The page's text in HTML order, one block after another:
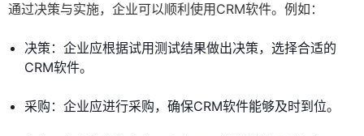
通过决策与实施，企业可以顺利使用CRM软件。例如：
决策：企业应根据试用测试结果做出决策，选择合适的
CRM软件。
采购：企业应进行采购，确保CRM软件能够及时到位。